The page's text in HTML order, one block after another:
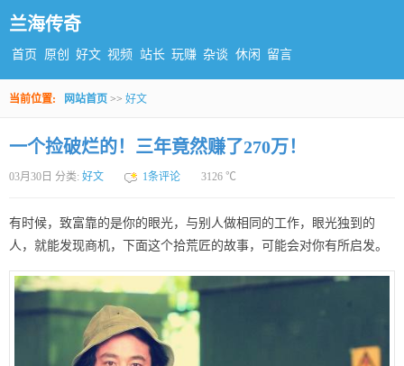
兰海传奇
首页 原创 好文 视频 站长 玩赚 杂谈 休闲 留言
当前位置: 网站首页 >> 好文
一个捡破烂的！三年竟然赚了270万！
03月30日 分类: 好文 1条评论 3126 ℃
有时候，致富靠的是你的眼光，与别人做相同的工作，眼光独到的
人，就能发现商机，下面这个拾荒匠的故事，可能会对你有所启发。